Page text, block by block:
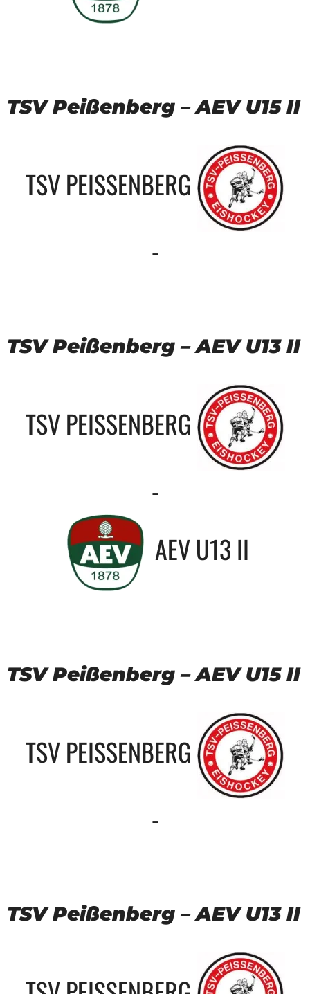
TSV Peißenberg – AEV U15 II
TSV PEISSENBERG
-
TSV Peißenberg – AEV U13 II
TSV PEISSENBERG
-
AEV U13 II
TSV Peißenberg – AEV U15 II
TSV PEISSENBERG
-
TSV Peißenberg – AEV U13 II